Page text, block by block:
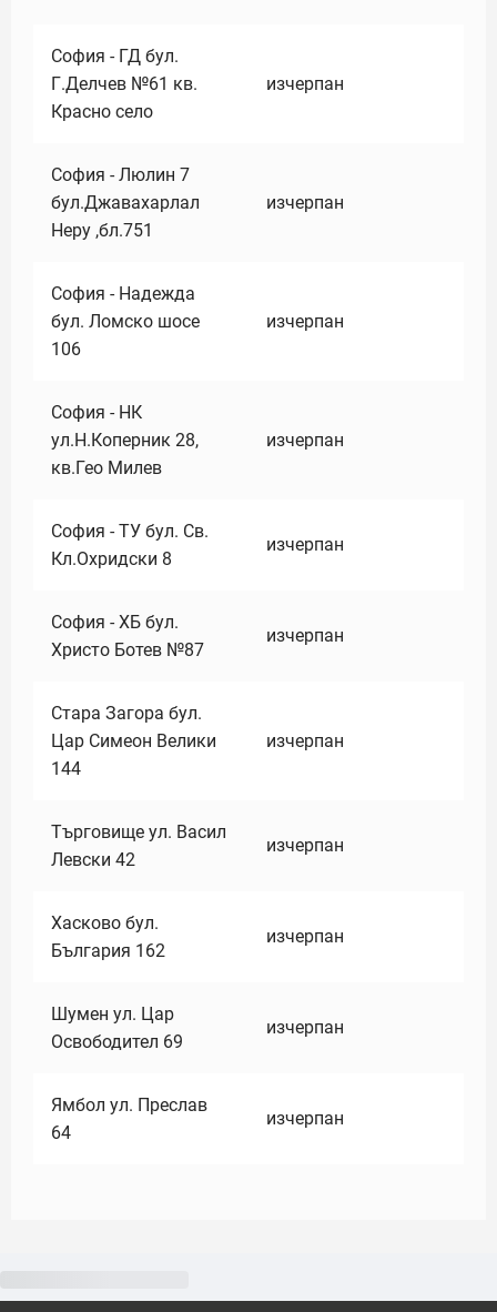
София - ГД бул.
Г.Делчев №61 кв.
Красно село
изчерпан
София - Люлин 7
бул.Джавахарлал
Неру ,бл.751
изчерпан
София - Надежда
бул. Ломско шосе
106
изчерпан
София - НК
ул.Н.Коперник 28,
кв.Гео Милев
изчерпан
София - ТУ бул. Св.
Кл.Охридски 8
изчерпан
София - ХБ бул.
Христо Ботев №87
изчерпан
Стара Загора бул.
Цар Симеон Велики
144
изчерпан
Търговище ул. Васил
Левски 42
изчерпан
Хасково бул.
България 162
изчерпан
Шумен ул. Цар
Освободител 69
изчерпан
Ямбол ул. Преслав
64
изчерпан